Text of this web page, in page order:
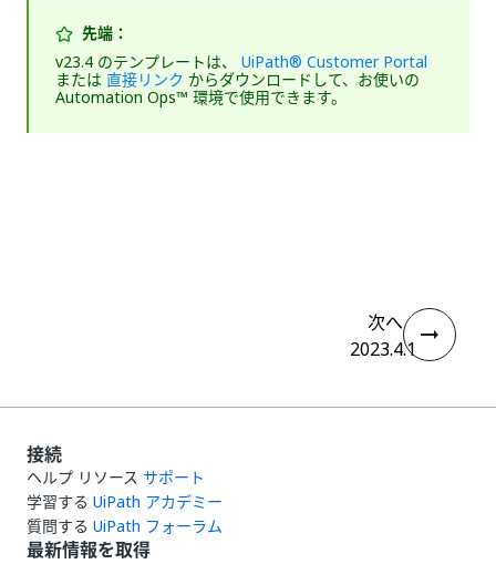
先端：
v23.4 のテンプレートは、 UiPath® Customer Portal
または 直接リンク からダウンロードして、お使いの
Automation Ops™ 環境で使用できます。
次へ
2023.4.1
接続
ヘルプ リソース サポート
学習する UiPath アカデミー
質問する UiPath フォーラム
最新情報を取得